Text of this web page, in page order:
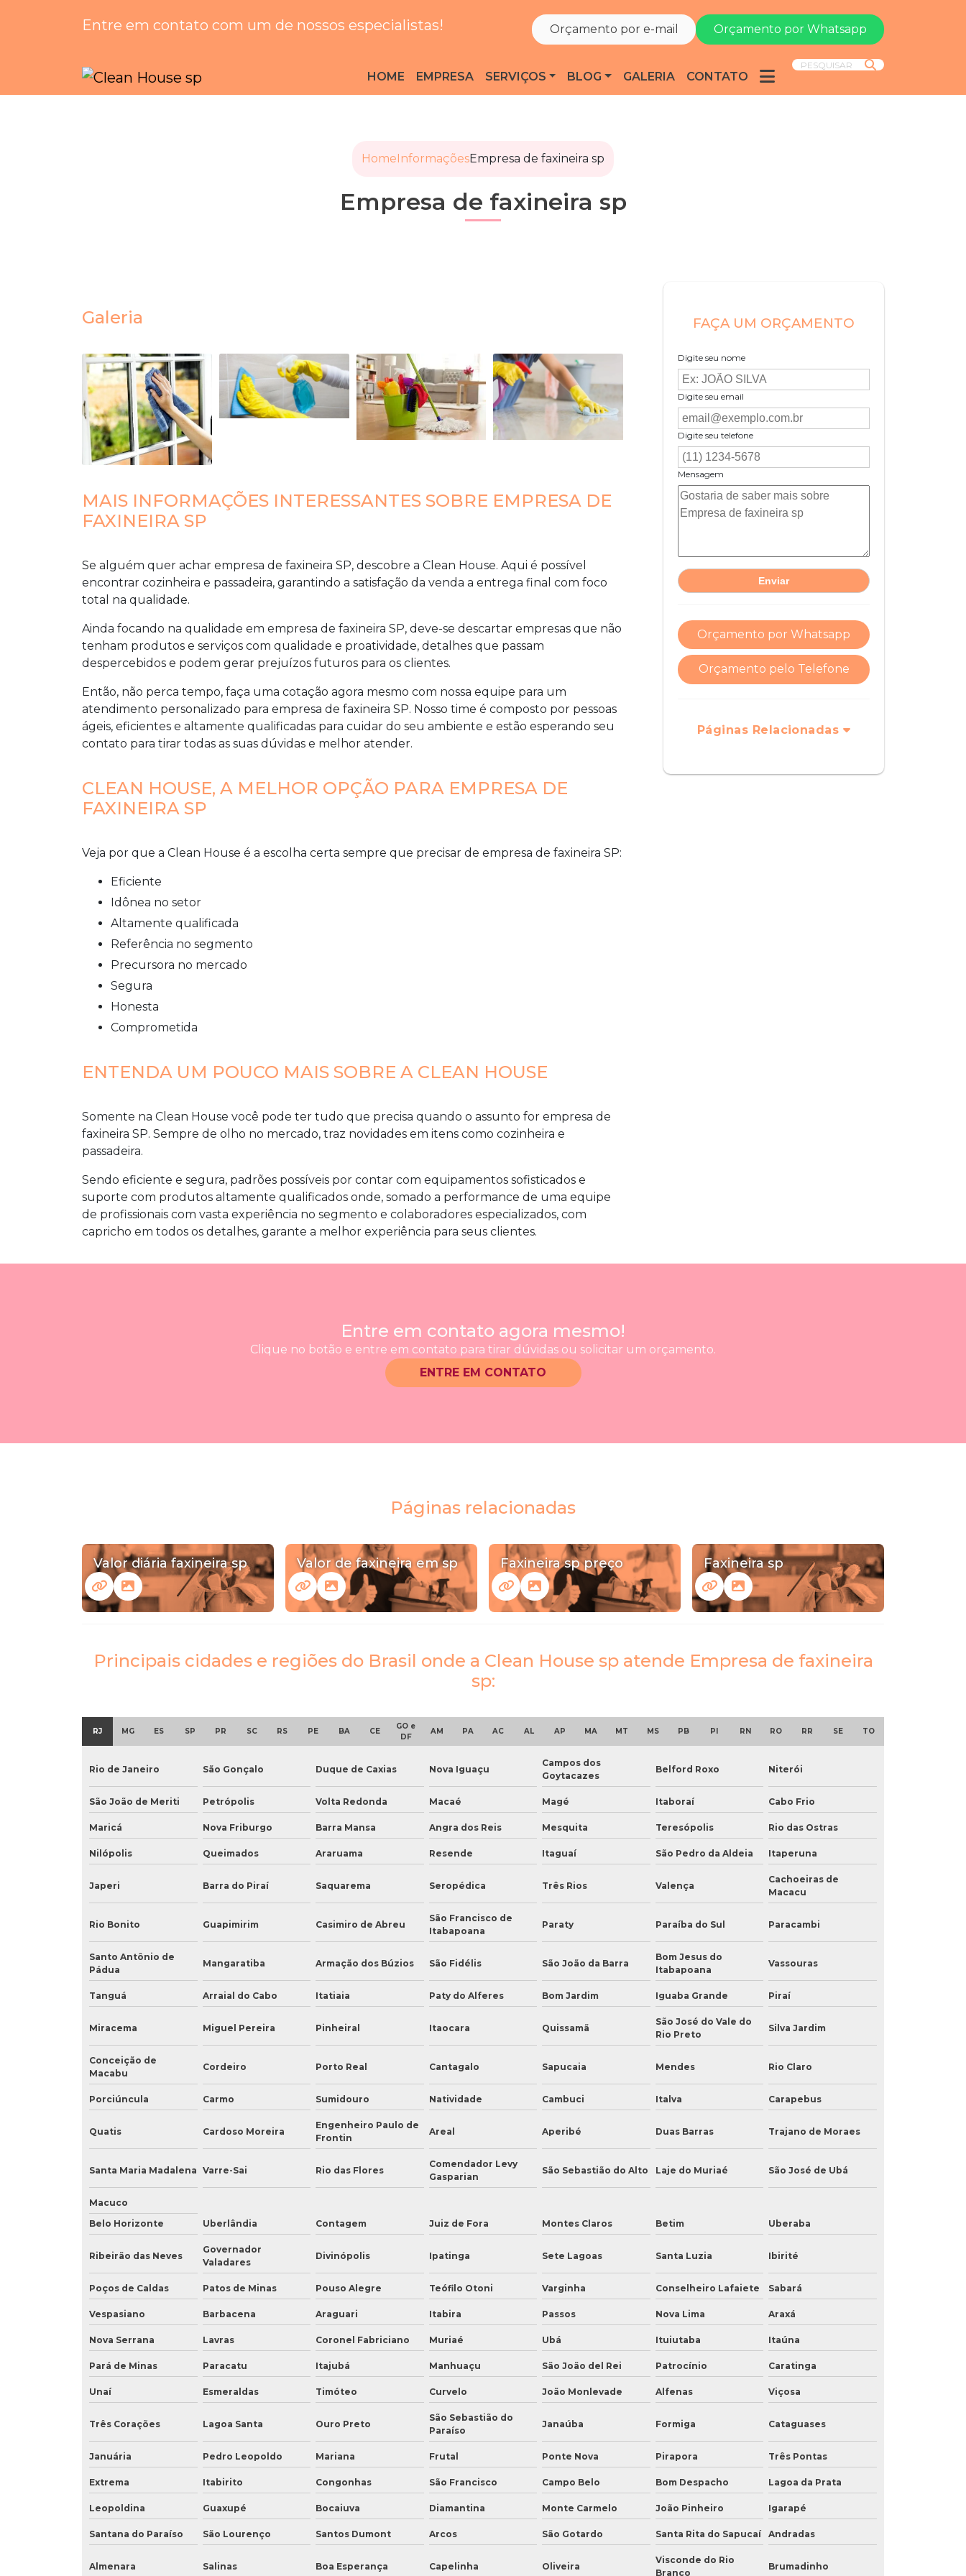
Entre em contato com um de nossos especialistas! Orçamento por e-mail Orçamento por Whatsapp
HOME EMPRESA SERVIÇOS BLOG GALERIA CONTATO
PESQUISAR
HomeInformaçõesEmpresa de faxineira sp
Empresa de faxineira sp
Galeria
MAIS INFORMAÇÕES INTERESSANTES SOBRE EMPRESA DE
FAXINEIRA SP
Se alguém quer achar empresa de faxineira SP, descobre a Clean House. Aqui é possível
encontrar cozinheira e passadeira, garantindo a satisfação da venda a entrega final com foco
total na qualidade.
Ainda focando na qualidade em empresa de faxineira SP, deve-se descartar empresas que não
tenham produtos e serviços com qualidade e proatividade, detalhes que passam
despercebidos e podem gerar prejuízos futuros para os clientes.
Então, não perca tempo, faça uma cotação agora mesmo com nossa equipe para um
atendimento personalizado para empresa de faxineira SP. Nosso time é composto por pessoas
ágeis, eficientes e altamente qualificadas para cuidar do seu ambiente e estão esperando seu
contato para tirar todas as suas dúvidas e melhor atender.
CLEAN HOUSE, A MELHOR OPÇÃO PARA EMPRESA DE
FAXINEIRA SP
Veja por que a Clean House é a escolha certa sempre que precisar de empresa de faxineira SP:
eficiente
idônea no setor
altamente qualificada
referência no segmento
precursora no mercado
segura
honesta
comprometida
ENTENDA UM POUCO MAIS SOBRE A CLEAN HOUSE
Somente na Clean House você pode ter tudo que precisa quando o assunto for empresa de
faxineira SP. Sempre de olho no mercado, traz novidades em itens como cozinheira e
passadeira.
Sendo eficiente e segura, padrões possíveis por contar com equipamentos sofisticados e
suporte com produtos altamente qualificados onde, somado a performance de uma equipe
de profissionais com vasta experiência no segmento e colaboradores especializados, com
capricho em todos os detalhes, garante a melhor experiência para seus clientes.
FAÇA UM ORÇAMENTO
Digite seu nome
Digite seu email
Digite seu telefone
Mensagem
Orçamento por Whatsapp
Orçamento pelo Telefone
Páginas Relacionadas
Entre em contato agora mesmo!
Clique no botão e entre em contato para tirar dúvidas ou solicitar um orçamento.
ENTRE EM CONTATO
Páginas relacionadas
Valor diária faxineira sp Valor de faxineira em sp Faxineira sp preço Faxineira sp
Principais cidades e regiões do Brasil onde a Clean House sp atende Empresa de faxineira
sp:
RJ MG ES SP PR SC RS PE BA CE
GO e
DF
AM PA AC AL AP MA MT MS PB PI RN RO RR SE TO
Rio de Janeiro São Gonçalo Duque de Caxias Nova Iguaçu
Campos dos
Goytacazes
Belford Roxo Niterói
São João de Meriti Petrópolis Volta Redonda Macaé Magé Itaboraí Cabo Frio
Maricá Nova Friburgo Barra Mansa Angra dos Reis Mesquita Teresópolis Rio das Ostras
Nilópolis Queimados Araruama Resende Itaguaí São Pedro da Aldeia Itaperuna
Japeri Barra do Piraí Saquarema Seropédica Três Rios Valença
Cachoeiras de
Macacu
Rio Bonito Guapimirim Casimiro de Abreu
São Francisco de
Itabapoana
Paraty Paraíba do Sul Paracambi
Santo Antônio de
Pádua
Mangaratiba Armação dos Búzios São Fidélis São João da Barra
Bom Jesus do
Itabapoana
Vassouras
Tanguá Arraial do Cabo Itatiaia Paty do Alferes Bom Jardim Iguaba Grande Piraí
Miracema Miguel Pereira Pinheiral Itaocara Quissamã
São José do Vale do
Rio Preto
Silva Jardim
Conceição de
Macabu
Cordeiro Porto Real Cantagalo Sapucaia Mendes Rio Claro
Porciúncula Carmo Sumidouro Natividade Cambuci Italva Carapebus
Quatis Cardoso Moreira
Engenheiro Paulo de
Frontin
Areal Aperibé Duas Barras Trajano de Moraes
Santa Maria Madalena Varre-Sai Rio das Flores
Comendador Levy
Gasparian
São Sebastião do Alto Laje do Muriaé São José de Ubá
Macuco
Belo Horizonte
Uberlândia Contagem Juiz de Fora Montes Claros Betim Uberaba
Ribeirão das Neves
Governador
Valadares
Divinópolis Ipatinga Sete Lagoas Santa Luzia Ibirité
Poços de Caldas Patos de Minas Pouso Alegre Teófilo Otoni Varginha Conselheiro Lafaiete Sabará
Vespasiano Barbacena Araguari Itabira Passos Nova Lima Araxá
Nova Serrana Lavras Coronel Fabriciano Muriaé Ubá Ituiutaba Itaúna
Pará de Minas Paracatu Itajubá Manhuaçu São João del Rei Patrocínio Caratinga
Unaí Esmeraldas Timóteo Curvelo João Monlevade Alfenas Viçosa
Três Corações Lagoa Santa Ouro Preto
São Sebastião do
Paraíso
Janaúba Formiga Cataguases
Januária Pedro Leopoldo Mariana Frutal Ponte Nova Pirapora Três Pontas
Extrema Itabirito Congonhas São Francisco Campo Belo Bom Despacho Lagoa da Prata
Leopoldina Guaxupé Bocaiuva Diamantina Monte Carmelo João Pinheiro Igarapé
Santana do Paraíso São Lourenço Santos Dumont Arcos São Gotardo Santa Rita do Sapucaí Andradas
Almenara Salinas Boa Esperança Capelinha Oliveira
Visconde do Rio
Branco
Brumadinho